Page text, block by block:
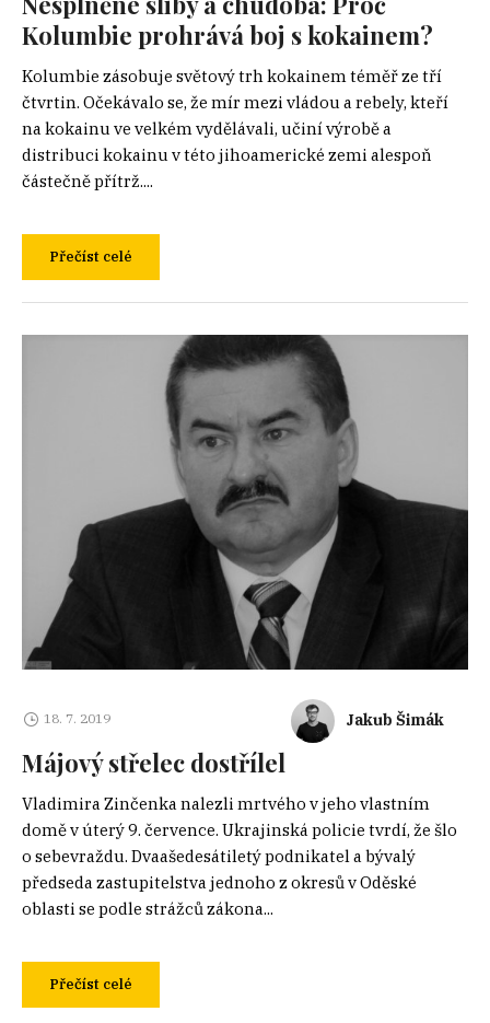
Kolumbie prohrává boj s kokainem?
Kolumbie zásobuje světový trh kokainem téměř ze tří
čtvrtin. Očekávalo se, že mír mezi vládou a rebely, kteří
na kokainu ve velkém vydělávali, učiní výrobě a
distribuci kokainu v této jihoamerické zemi alespoň
částečně přítrž....
Přečíst celé
18. 7. 2019 Jakub Šimák
Májový střelec dostřílel
Vladimira Zinčenka nalezli mrtvého v jeho vlastním
domě v úterý 9. července. Ukrajinská policie tvrdí, že šlo
o sebevraždu. Dvaašedesátiletý podnikatel a bývalý
předseda zastupitelstva jednoho z okresů v Oděské
oblasti se podle strážců zákona...
Přečíst celé